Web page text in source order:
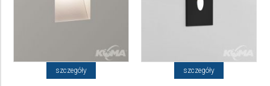
szczegóły szczegóły